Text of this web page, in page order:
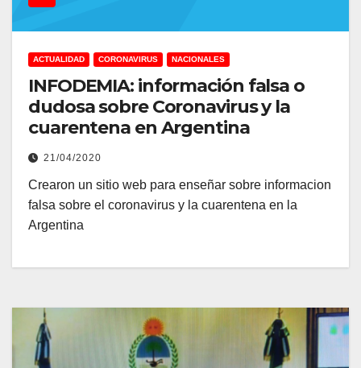
ACTUALIDAD CORONAVIRUS NACIONALES
INFODEMIA: información falsa o
dudosa sobre Coronavirus y la
cuarentena en Argentina
21/04/2020
Crearon un sitio web para enseñar sobre informacion
falsa sobre el coronavirus y la cuarentena en la
Argentina